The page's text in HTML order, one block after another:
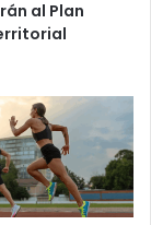
al Plan